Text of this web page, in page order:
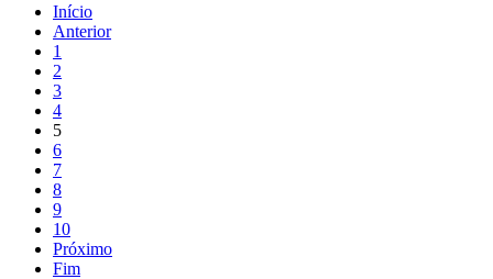
Início
Anterior
1
2
3
4
5
6
7
8
9
10
Próximo
Fim